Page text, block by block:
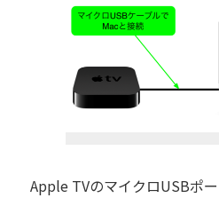
Apple TVのマイクロUSBポ